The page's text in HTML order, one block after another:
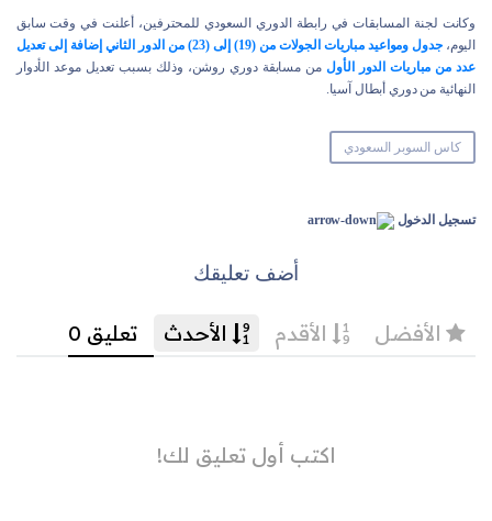
وكانت لجنة المسابقات في رابطة الدوري السعودي للمحترفين، أعلنت في وقت سابق
اليوم،
جدول ومواعيد مباريات الجولات من (19) إلى (23) من الدور الثاني إضافة إلى تعديل
عدد من مباريات الدور الأولمن مسابقة دوري روشن، وذلك بسبب تعديل موعد الأدوار
النهائية من دوري أبطال آسيا.
كاس السوبر السعودي
تسجيل الدخول
أضف تعليقك